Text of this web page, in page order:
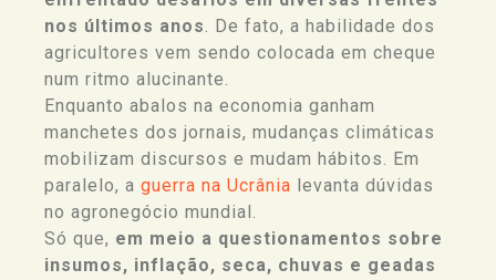
nos últimos anos. De fato, a habilidade dos
agricultores vem sendo colocada em cheque
num ritmo alucinante.
Enquanto abalos na economia ganham
manchetes dos jornais, mudanças climáticas
mobilizam discursos e mudam hábitos. Em
paralelo, a guerra na Ucrânia levanta dúvidas
no agronegócio mundial.
Só que, em meio a questionamentos sobre
insumos, inflação, seca, chuvas e geadas